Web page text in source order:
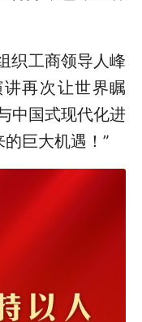
工商领导人峰
再次让世界瞩
中国式现代化进
巨大机遇！”